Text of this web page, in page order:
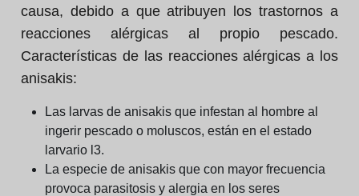
causa, debido a que atribuyen los trastornos a
reacciones alérgicas al propio pescado.
Características de las reacciones alérgicas a los
anisakis:
Las larvas de anisakis que infestan al hombre al
ingerir pescado o moluscos, están en el estado
larvario l3.
La especie de anisakis que con mayor frecuencia
provoca parasitosis y alergia en los seres